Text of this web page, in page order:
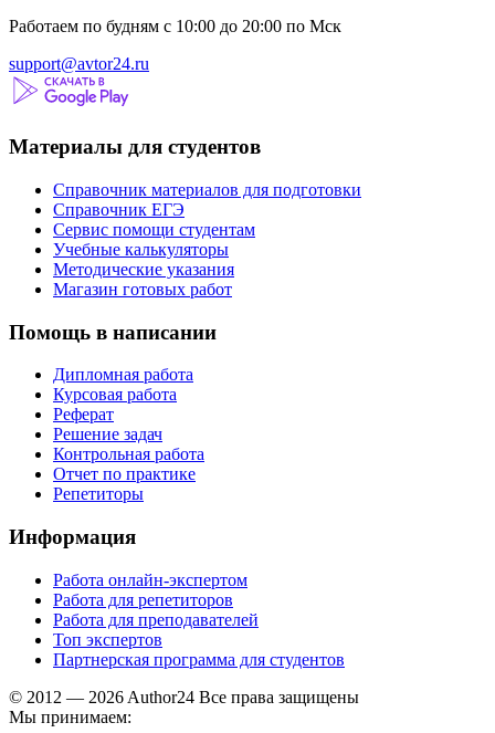
Работаем по будням с 10:00 до 20:00 по Мск
support@avtor24.ru
Материалы для студентов
Справочник материалов для подготовки
Справочник ЕГЭ
Сервис помощи студентам
Учебные калькуляторы
Методические указания
Магазин готовых работ
Помощь в написании
Дипломная работа
Курсовая работа
Реферат
Решение задач
Контрольная работа
Отчет по практике
Репетиторы
Информация
Работа онлайн-экспертом
Работа для репетиторов
Работа для преподавателей
Топ экспертов
Партнерская программа для студентов
© 2012 — 2026 Author24 Все права защищены
Мы принимаем: